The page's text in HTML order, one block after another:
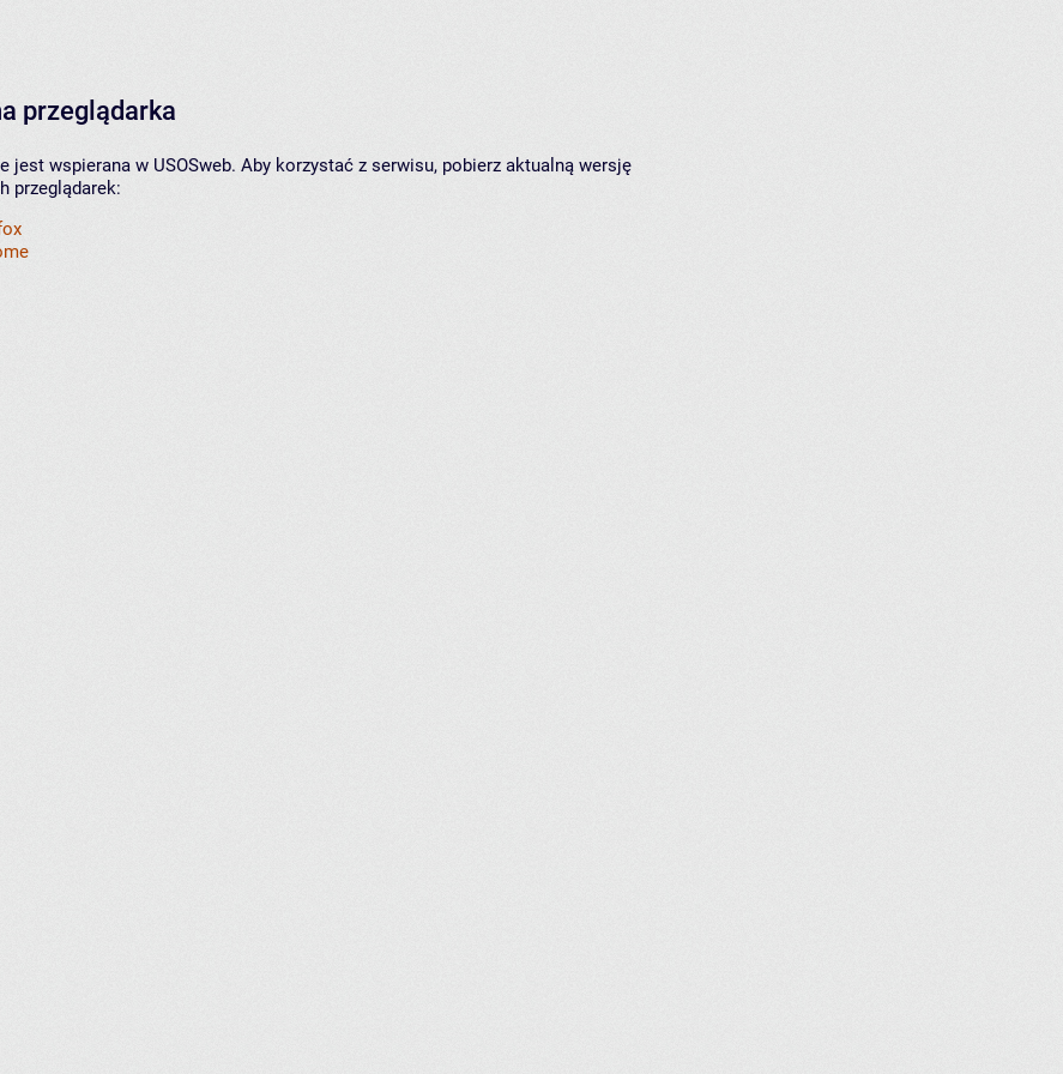
przeglądarka
jest wspierana w USOSweb. Aby korzystać z serwisu, pobierz aktualną wersję
przeglądarek: